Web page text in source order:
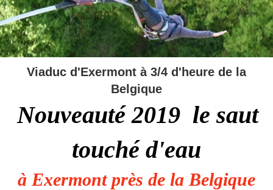
Viaduc d'Exermont à 3/4 d'heure de la
Belgique
Nouveauté 2019 le saut
touché d'eau
à Exermont près de la Belgique